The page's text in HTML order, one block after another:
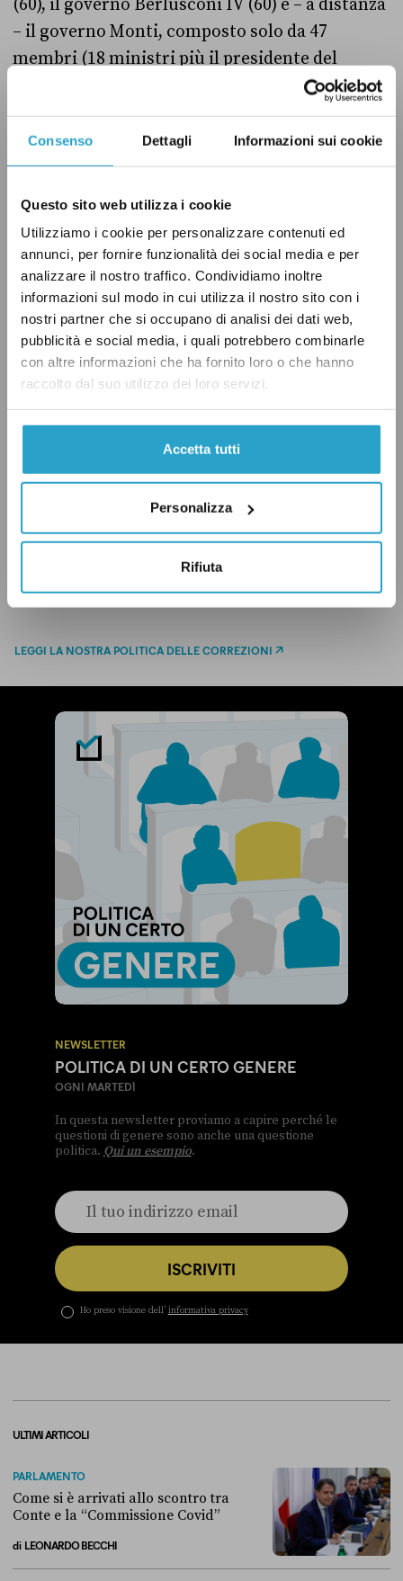
Consenso Dettagli Informazioni sui cookie
Questo sito web utilizza i cookie
Utilizziamo i cookie per personalizzare contenuti ed
annunci, per fornire funzionalità dei social media e per
analizzare il nostro traffico. Condividiamo inoltre
informazioni sul modo in cui utilizza il nostro sito con i
nostri partner che si occupano di analisi dei dati web,
pubblicità e social media, i quali potrebbero combinarle
con altre informazioni che ha fornito loro o che hanno
raccolto dal suo utilizzo dei loro servizi.
Accetta tutti
Personalizza
Rifiuta
– il governo Monti, composto solo da 47
membri (18 ministri più il presidente del
Consiglio, 2 viceministri e 26 sottosegretari).
Il governo Conte II è dunque il secondo più
numeroso degli ultimi 10 anni, battuto
GOVERNO CONTE GOVERNO CONTE II LEGA
MOVIMENTO 5 STELLE PARTITO DEMOCRATICO
facebook
twitterwhatsapp
emailbluesky
Matteo Salvini
LEGGI LA NOSTRA POLITICA DELLE CORREZIONI
NEWSLETTER
POLITICA DI UN CERTO GENERE
OGNI MARTEDÌ
In questa newsletter proviamo a capire perché le
questioni di genere sono anche una questione
politica. Qui un esempio.
ISCRIVITI
Ho preso visione dell’ informativa privacy
ULTIMI ARTICOLI
PARLAMENTO
Come si è arrivati allo scontro tra
Conte e la “Commissione Covid”
di LEONARDO BECCHI